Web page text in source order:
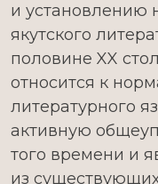
и установлению
якутского
половине XX
относится к
литературного
активную
того времени и
из